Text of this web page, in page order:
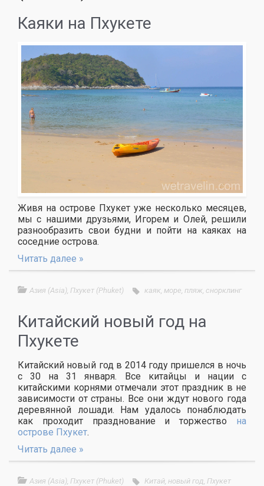
Каяки на Пхукете
Живя на острове Пхукет уже несколько месяцев,
мы с нашими друзьями, Игорем и Олей, решили
разнообразить свои будни и пойти на каяках на
соседние острова.
Читать далее »
Азия (Asia) Пхукет (Phuket) каяк море пляж снорклинг
Китайский новый год на
Пхукете
Китайский новый год в 2014 году пришелся в ночь
с 30 на 31 января. Все китайцы и нации с
китайскими корнями отмечали этот праздник в не
зависимости от страны. Все они ждут нового года
деревянной лошади. Нам удалось понаблюдать
как проходит празднование и торжество на
острове Пхукет.
Читать далее »
Азия (Asia) Пхукет (Phuket) Китай новый год Пхукет